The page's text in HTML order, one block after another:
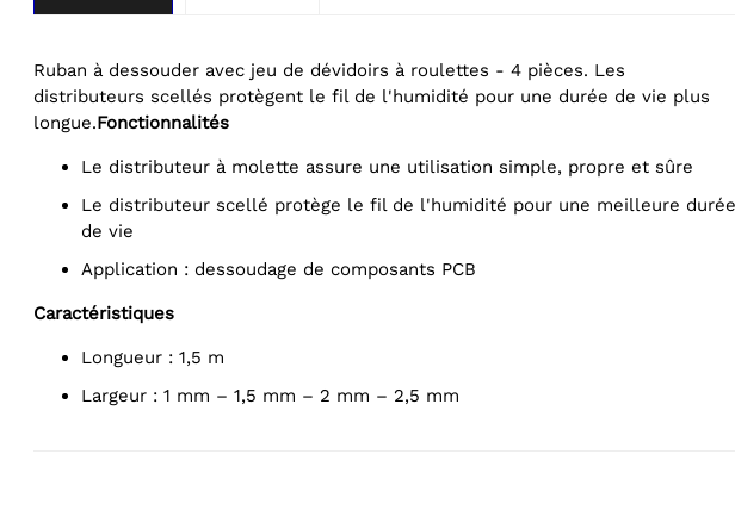
Ruban à dessouder avec jeu de dévidoirs à roulettes - 4 pièces. Les
distributeurs scellés protègent le fil de l'humidité pour une durée de vie plus
longue.Fonctionnalités
le distributeur à molette assure une utilisation simple, propre et sûre
le distributeur scellé protège le fil de l'humidité pour une meilleure durée
de vie
application : dessoudage de composants PCB
Caractéristiques
longueur : 1,5 m
largeur : 1 mm – 1,5 mm – 2 mm – 2,5 mm